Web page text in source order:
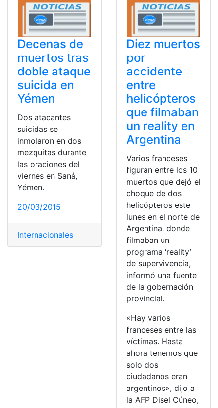
Decenas de
muertos tras
doble ataque
suicida en
Yémen
Dos atacantes
suicidas se
inmolaron en dos
mezquitas durante
las oraciones del
viernes en Saná,
Yémen.
20/03/2015
Internacionales
Diez muertos
por
accidente
entre
helicópteros
que filmaban
un reality en
Argentina
Varios franceses
figuran entre los 10
muertos que dejó el
choque de dos
helicópteros este
lunes en el norte de
Argentina, donde
filmaban un
programa ‘reality’
de supervivencia,
informó una fuente
de la gobernación
provincial.
«Hay varios
franceses entre las
víctimas. Hasta
ahora tenemos que
solo dos
ciudadanos eran
argentinos», dijo a
la AFP Disel Cúneo,